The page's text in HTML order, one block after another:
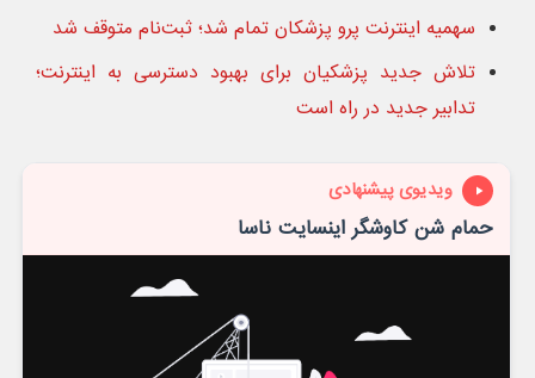
سهمیه اینترنت پرو پزشکان تمام شد؛ ثبت‌نام متوقف شد
تلاش جدید پزشکیان برای بهبود دسترسی به اینترنت؛
تدابیر جدید در راه است
ویدیوی پیشنهادی
حمام شن کاوشگر اینسایت ناسا